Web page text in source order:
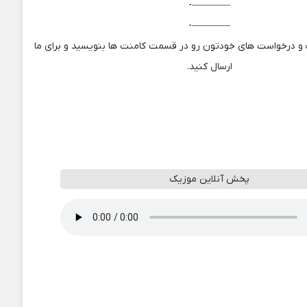
————-
————-
و درخواست های خودتون رو در قسمت کامنت ها بنویسید و برای ما
ارسال کنید.
پخش آنلاین موزیک